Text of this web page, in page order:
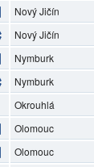
Nový Jičín
Nový Jičín
Nymburk
Nymburk
Okrouhlá
Olomouc
Olomouc